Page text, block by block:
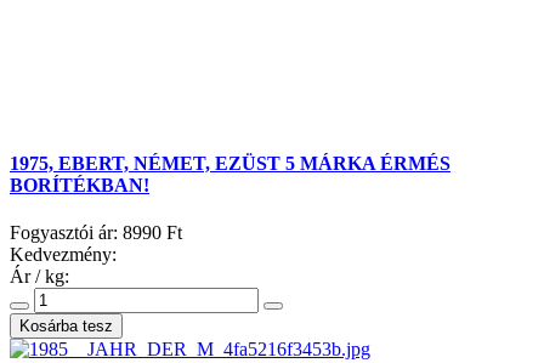
1975, EBERT, NÉMET, EZÜST 5 MÁRKA ÉRMÉS
BORÍTÉKBAN!
Fogyasztói ár: 8990 Ft
Kedvezmény:
Ár / kg: